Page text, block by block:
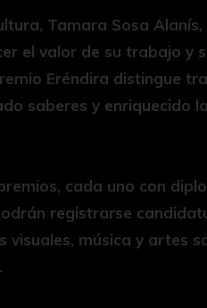
Tamara Sosa
el valor de su trabajo y
Eréndira distingue
saberes y enriquecido
cada uno con
registrarse
visuales, música y artes